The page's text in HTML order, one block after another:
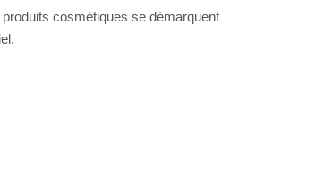
cosmétiques se démarquent